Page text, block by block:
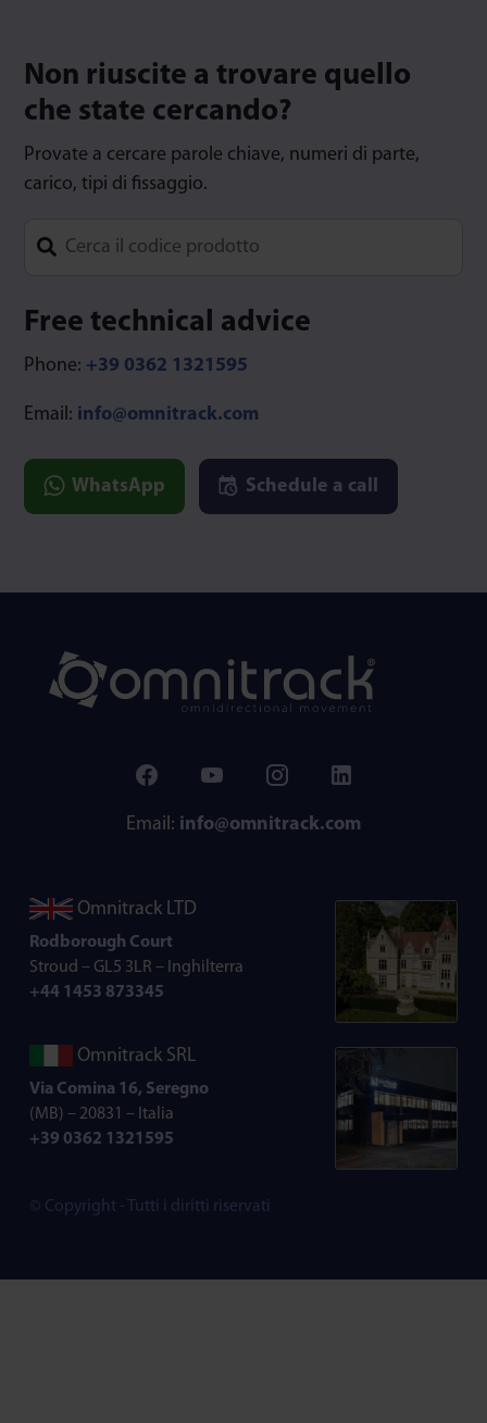
Non riuscite a trovare quello
che state cercando?
Provate a cercare parole chiave, numeri di parte,
carico, tipi di fissaggio.
Free technical advice
Phone: +39 0362 1321595
Email: info@omnitrack.com
WhatsApp Schedule a call
Email: info@omnitrack.com
Omnitrack LTD
Rodborough Court
Stroud – GL5 3LR – Inghilterra
+44 1453 873345
Omnitrack SRL
Via Comina 16, Seregno
(MB) – 20831 – Italia
+39 0362 1321595
© Copyright - Tutti i diritti riservati